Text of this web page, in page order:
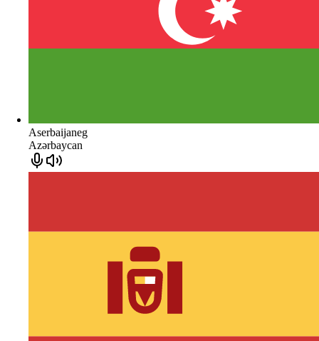
Aserbaijaneg
Azərbaycan